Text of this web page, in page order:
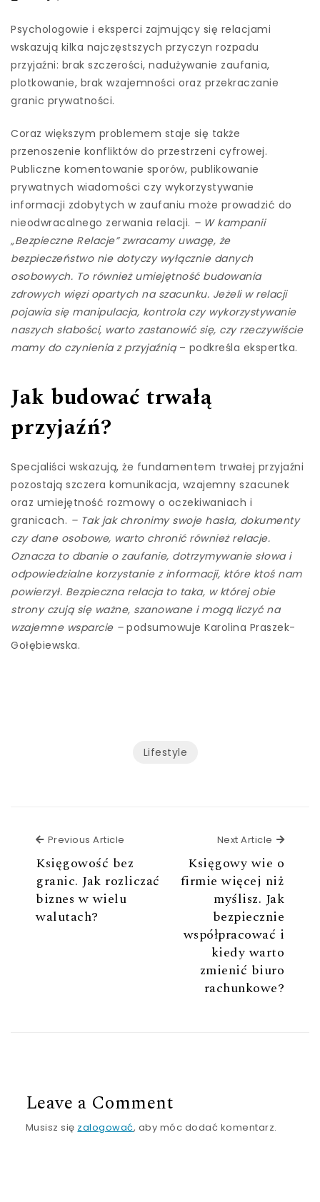
Psychologowie i eksperci zajmujący się relacjami
wskazują kilka najczęstszych przyczyn rozpadu
przyjaźni: brak szczerości, nadużywanie zaufania,
plotkowanie, brak wzajemności oraz przekraczanie
granic prywatności.
Coraz większym problemem staje się także
przenoszenie konfliktów do przestrzeni cyfrowej.
Publiczne komentowanie sporów, publikowanie
prywatnych wiadomości czy wykorzystywanie
informacji zdobytych w zaufaniu może prowadzić do
nieodwracalnego zerwania relacji. – W kampanii
„Bezpieczne Relacje” zwracamy uwagę, że
bezpieczeństwo nie dotyczy wyłącznie danych
osobowych. To również umiejętność budowania
zdrowych więzi opartych na szacunku. Jeżeli w relacji
pojawia się manipulacja, kontrola czy wykorzystywanie
naszych słabości, warto zastanowić się, czy rzeczywiście
mamy do czynienia z przyjaźnią– podkreśla ekspertka.
Jak budować trwałą
przyjaźń?
Specjaliści wskazują, że fundamentem trwałej przyjaźni
pozostają szczera komunikacja, wzajemny szacunek
oraz umiejętność rozmowy o oczekiwaniach i
granicach. – Tak jak chronimy swoje hasła, dokumenty
czy dane osobowe, warto chronić również relacje.
Oznacza to dbanie o zaufanie, dotrzymywanie słowa i
odpowiedzialne korzystanie z informacji, które ktoś nam
powierzył. Bezpieczna relacja to taka, w której obie
strony czują się ważne, szanowane i mogą liczyć na
wzajemne wsparcie –podsumowuje Karolina Praszek-
Gołębiewska.
Lifestyle
Previous Article
Księgowość bez
granic. Jak rozliczać
biznes w wielu
walutach?
Next Article Next
Księgowy wie o
firmie więcej niż
myślisz. Jak
bezpiecznie
współpracować i
kiedy warto
zmienić biuro
rachunkowe?
Leave a Comment
Musisz się zalogować, aby móc dodać komentarz.